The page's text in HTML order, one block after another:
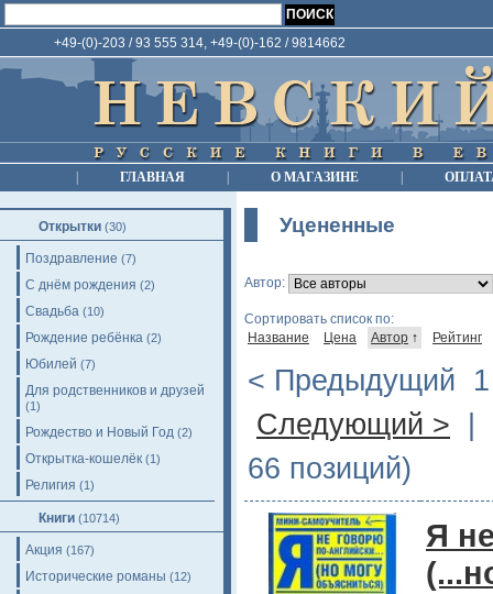
+49-(0)-203 / 93 555 314, +49-(0)-162 / 9814662
ГЛАВНАЯ О МАГАЗИНЕ
Открытки (30)
Поздравление (7)
С днём рождения (2)
Свадьба (10)
Рождение ребёнка (2)
Юбилей (7)
Для родственников и друзей
(1)
Рождество и Новый Год (2)
Открытка-кошелёк (1)
Религия (1)
Книги (10714)
Акция (167)
Исторические романы (12)
Уцененные
Автор:
Сортировать список по:
Название
Цена Автор ↑ Рейтинг
< Предыдущий
Следующий >
66 позиций)
Я